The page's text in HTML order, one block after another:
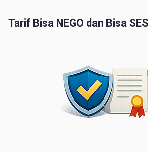
Tarif Bisa NEGO dan Bisa